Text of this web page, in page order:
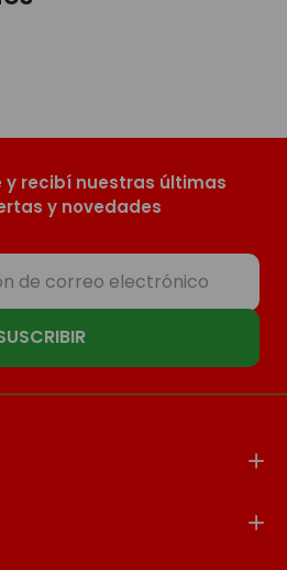
y recibí nuestras últimas
y novedades